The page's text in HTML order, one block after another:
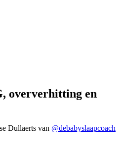
oververhitting en
Dullaerts van @debabyslaapcoach